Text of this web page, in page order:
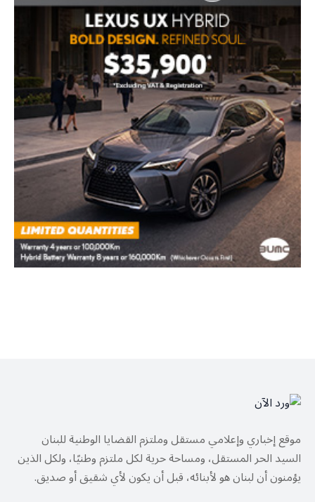
موقع إخباري وإعلامي مستقل وملتزم القضايا الوطنية للبنان
السيد الحر المستقل، ومساحة حرية لكل ملتزم وطنيًا، ولكل الذين
يؤمنون أن لبنان هو لأبنائه، قبل أن يكون لأي شقيق أو صديق.